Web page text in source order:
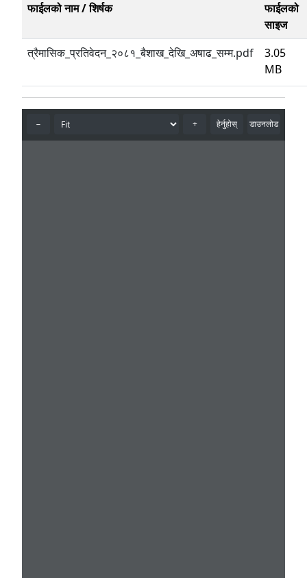
फाईलको नाम / शिर्षक
फाईलको
साइज
त्रैमासिक_प्रतिवेदन_२०८१_बैशाख_देखि_अषाढ_सम्म.pdf
3.05
MB